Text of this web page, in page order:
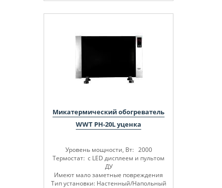
Микатермический обогреватель
WWT PH-20L уценка
Уровень мощности, Вт: 2000
Термостат: с LED дисплеем и пультом
ДУ
Имеют мало заметные повреждения
Тип установки: Настенный/Напольный